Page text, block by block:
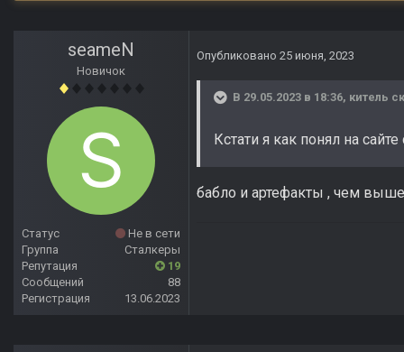
seameN
Новичок
Статус
Не в сети
Группа
Сталкеры
Репутация
19
Сообщений
88
Регистрация
13.06.2023
Опубликовано 25 июня, 2023
В 29.05.2023 в 18:36, китель
Кстати я как понял на
бабло и артефакты , чем